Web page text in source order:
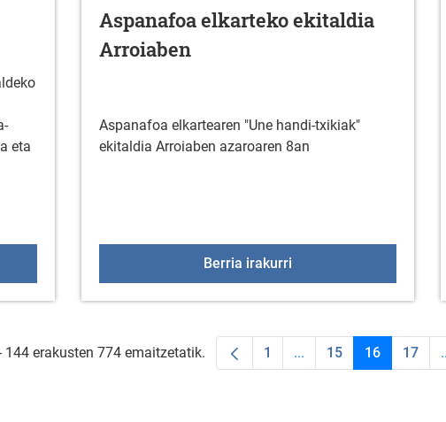
eta
Aspanafoa elkarteko ekitaldia
Arroiaben
Aspanafoa elkartearen "Une handi-txikiak"
ekitaldia Arroiaben azaroaren 8an
Berria irakurriAspanafoa elkarteko
144 erakusten 774 emaitzetatik. Orrialdea
1 ...Intermediate Pages Use
Orrialdea
15 Orrialdea
16 17